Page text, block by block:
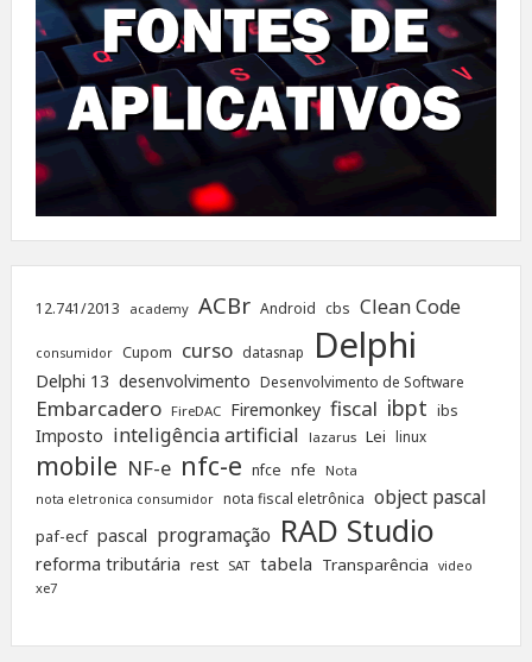
12.741/2013 academy ACBr Android cbs Clean Code
consumidor Cupom curso datasnap Delphi
Delphi 13 desenvolvimento Desenvolvimento de Software
Embarcadero FireDAC Firemonkey fiscal ibpt ibs
Imposto inteligência artificial lazarus Lei linux
mobile NF-e nfc-e nfce nfe Nota
nota eletronica consumidor nota fiscal eletrônica object pascal
paf-ecf pascal programação RAD Studio
reforma tributária rest SAT tabela Transparência video
xe7